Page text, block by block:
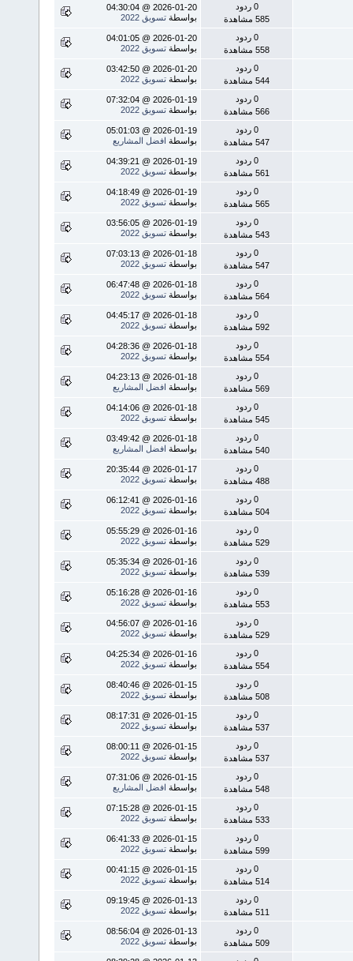
0 ردود
585 مشاهدة
2026-01-20 @ 04:30:04
بواسطة تسويق 2022
0 ردود
558 مشاهدة
2026-01-20 @ 04:01:05
بواسطة تسويق 2022
0 ردود
544 مشاهدة
2026-01-20 @ 03:42:50
بواسطة تسويق 2022
0 ردود
566 مشاهدة
2026-01-19 @ 07:32:04
بواسطة تسويق 2022
0 ردود
547 مشاهدة
2026-01-19 @ 05:01:03
بواسطة افضل المشاريع
0 ردود
561 مشاهدة
2026-01-19 @ 04:39:21
بواسطة تسويق 2022
0 ردود
565 مشاهدة
2026-01-19 @ 04:18:49
بواسطة تسويق 2022
0 ردود
543 مشاهدة
2026-01-19 @ 03:56:05
بواسطة تسويق 2022
0 ردود
547 مشاهدة
2026-01-18 @ 07:03:13
بواسطة تسويق 2022
0 ردود
564 مشاهدة
2026-01-18 @ 06:47:48
بواسطة تسويق 2022
0 ردود
592 مشاهدة
2026-01-18 @ 04:45:17
بواسطة تسويق 2022
0 ردود
554 مشاهدة
2026-01-18 @ 04:28:36
بواسطة تسويق 2022
0 ردود
569 مشاهدة
2026-01-18 @ 04:23:13
بواسطة افضل المشاريع
0 ردود
545 مشاهدة
2026-01-18 @ 04:14:06
بواسطة تسويق 2022
0 ردود
540 مشاهدة
2026-01-18 @ 03:49:42
بواسطة افضل المشاريع
0 ردود
488 مشاهدة
2026-01-17 @ 20:35:44
بواسطة تسويق 2022
0 ردود
504 مشاهدة
2026-01-16 @ 06:12:41
بواسطة تسويق 2022
0 ردود
529 مشاهدة
2026-01-16 @ 05:55:29
بواسطة تسويق 2022
0 ردود
539 مشاهدة
2026-01-16 @ 05:35:34
بواسطة تسويق 2022
0 ردود
553 مشاهدة
2026-01-16 @ 05:16:28
بواسطة تسويق 2022
0 ردود
529 مشاهدة
2026-01-16 @ 04:56:07
بواسطة تسويق 2022
0 ردود
554 مشاهدة
2026-01-16 @ 04:25:34
بواسطة تسويق 2022
0 ردود
508 مشاهدة
2026-01-15 @ 08:40:46
بواسطة تسويق 2022
0 ردود
537 مشاهدة
2026-01-15 @ 08:17:31
بواسطة تسويق 2022
0 ردود
537 مشاهدة
2026-01-15 @ 08:00:11
بواسطة تسويق 2022
0 ردود
548 مشاهدة
2026-01-15 @ 07:31:06
بواسطة افضل المشاريع
0 ردود
533 مشاهدة
2026-01-15 @ 07:15:28
بواسطة تسويق 2022
0 ردود
599 مشاهدة
2026-01-15 @ 06:41:33
بواسطة تسويق 2022
0 ردود
514 مشاهدة
2026-01-15 @ 00:41:15
بواسطة تسويق 2022
0 ردود
511 مشاهدة
2026-01-13 @ 09:19:45
بواسطة تسويق 2022
0 ردود
509 مشاهدة
2026-01-13 @ 08:56:04
بواسطة تسويق 2022